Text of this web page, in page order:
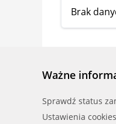
Brak
Ważne
Sprawdź status
Ustawienia cookies